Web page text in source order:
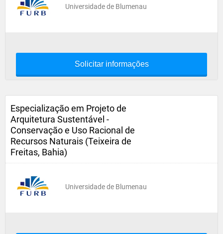
Universidade de Blumenau
Solicitar informações
Especialização em Projeto de
Arquitetura Sustentável -
Conservação e Uso Racional de
Recursos Naturais (Teixeira de
Freitas, Bahia)
Universidade de Blumenau